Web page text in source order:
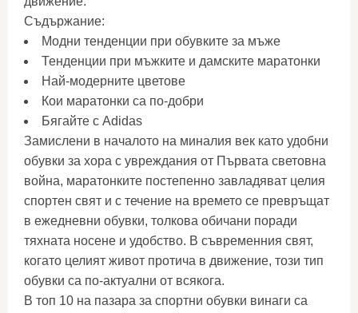
Съдържание:
Модни тенденции при обувките за мъже
Тенденции при мъжките и дамските маратонки
Най-модерните цветове
Кои маратонки са по-добри
Бягайте с Adidas
Замислени в началото на миналия век като удобни
обувки за хора с увреждания от Първата световна
война, маратонките постепенно завладяват целия
спортен свят и с течение на времето се превръщат
в ежедневни обувки, толкова обичани поради
тяхната носене и удобство. В съвременния свят,
когато целият живот протича в движение, този тип
обувки са по-актуални от всякога.
В топ 10 на пазара за спортни обувки винаги са